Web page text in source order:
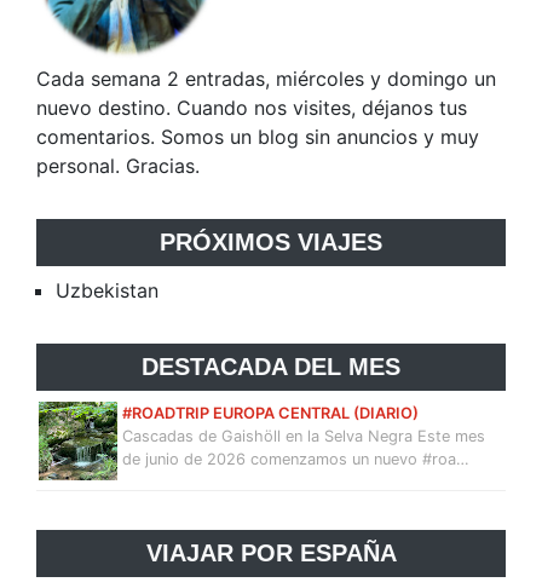
Cada semana 2 entradas, miércoles y domingo un
nuevo destino. Cuando nos visites, déjanos tus
comentarios. Somos un blog sin anuncios y muy
personal. Gracias.
PRÓXIMOS VIAJES
Uzbekistan
DESTACADA DEL MES
#ROADTRIP EUROPA CENTRAL (DIARIO)
Cascadas de Gaishöll en la Selva Negra Este mes
de junio de 2026 comenzamos un nuevo #roa…
VIAJAR POR ESPAÑA